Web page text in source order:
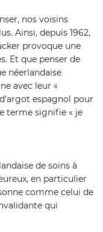
nos voisins
Ainsi, depuis 1962,
provoque une
Et que penser de
néerlandaise
avec leur «
espagnol pour
terme signifie « je
de soins à
en particulier
comme celui de
qui